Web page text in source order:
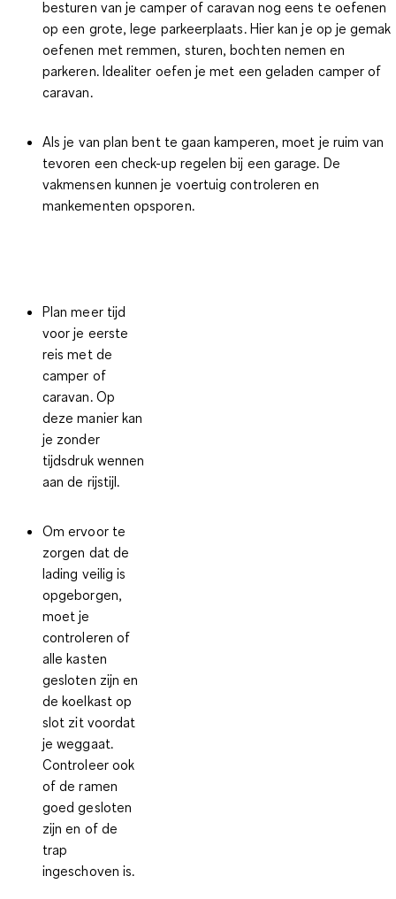
besturen van je camper of caravan nog eens te oefenen
op een grote, lege parkeerplaats. Hier kan je op je gemak
oefenen met remmen, sturen, bochten nemen en
parkeren. Idealiter oefen je met een geladen camper of
caravan.
Als je van plan bent te gaan kamperen, moet je ruim van
tevoren een check-up regelen bij een garage. De
vakmensen kunnen je voertuig controleren en
mankementen opsporen.
Plan meer tijd
voor je eerste
reis met de
camper of
caravan. Op
deze manier kan
je zonder
tijdsdruk wennen
aan de rijstijl.
Om ervoor te
zorgen dat de
lading veilig is
opgeborgen,
moet je
controleren of
alle kasten
gesloten zijn en
de koelkast op
slot zit voordat
je weggaat.
Controleer ook
of de ramen
goed gesloten
zijn en of de
trap
ingeschoven is.